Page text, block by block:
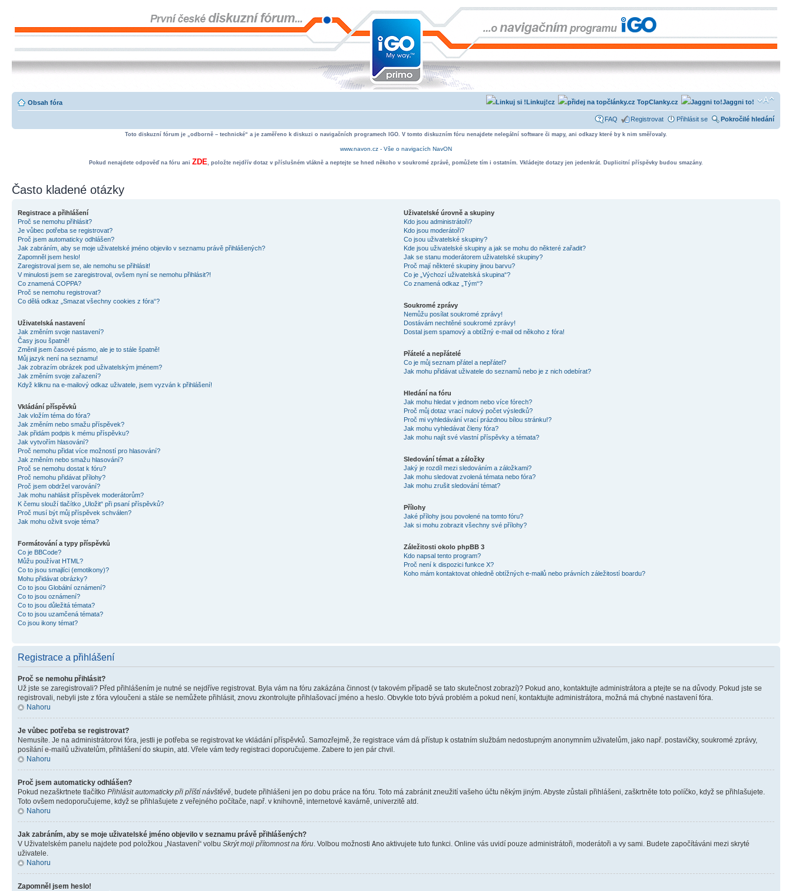
Obsah fóra Jaggni to!
TopClanky.cz
Linkuj!cz
FAQ Registrovat Přihlásit se Pokročilé hledání
Toto diskuzní fórum je „odborně – technické“ a je zaměřeno k diskuzi o navigačních programech IGO. V tomto diskuzním fóru nenajdete nelegální software či mapy, ani odkazy které by k nim směřovaly.
www.navon.cz - Vše o navigacích NavON
Pokud nenajdete odpověď na fóru ani ZDE, položte nejdřív dotaz v příslušném vlákně a neptejte se hned někoho v soukromé zprávě, pomůžete tím i ostatním. Vkládejte dotazy jen jedenkrát. Duplicitní příspěvky budou smazány.
Často kladené otázky
Registrace a přihlášení
Proč se nemohu přihlásit?
Je vůbec potřeba se registrovat?
Proč jsem automaticky odhlášen?
Jak zabráním, aby se moje uživatelské jméno objevilo v seznamu právě přihlášených?
Zapomněl jsem heslo!
Zaregistroval jsem se, ale nemohu se přihlásit!
V minulosti jsem se zaregistroval, ovšem nyní se nemohu přihlásit?!
Co znamená COPPA?
Proč se nemohu registrovat?
Co dělá odkaz „Smazat všechny cookies z fóra“?
Uživatelská nastavení
Jak změním svoje nastavení?
Časy jsou špatně!
Změnil jsem časové pásmo, ale je to stále špatně!
Můj jazyk není na seznamu!
Jak zobrazím obrázek pod uživatelským jménem?
Jak změním svoje zařazení?
Když kliknu na e-mailový odkaz uživatele, jsem vyzván k přihlášení!
Vkládání příspěvků
Jak vložím téma do fóra?
Jak změním nebo smažu příspěvek?
Jak přidám podpis k mému příspěvku?
Jak vytvořím hlasování?
Proč nemohu přidat více možností pro hlasování?
Jak změním nebo smažu hlasování?
Proč se nemohu dostat k fóru?
Proč nemohu přidávat přílohy?
Proč jsem obdržel varování?
Jak mohu nahlásit příspěvek moderátorům?
K čemu slouží tlačítko „Uložit“ při psaní příspěvků?
Proč musí být můj příspěvek schválen?
Jak mohu oživit svoje téma?
Formátování a typy příspěvků
Co je BBCode?
Můžu používat HTML?
Co to jsou smajlíci (emotikony)?
Mohu přidávat obrázky?
Co to jsou Globální oznámení?
Co to jsou oznámení?
Co to jsou důležitá témata?
Co to jsou uzamčená témata?
Co jsou ikony témat?
Uživatelské úrovně a skupiny
Kdo jsou administrátoři?
Kdo jsou moderátoři?
Co jsou uživatelské skupiny?
Kde jsou uživatelské skupiny a jak se mohu do některé zařadit?
Jak se stanu moderátorem uživatelské skupiny?
Proč mají některé skupiny jinou barvu?
Co je „Výchozí uživatelská skupina“?
Co znamená odkaz „Tým“?
Soukromé zprávy
Nemůžu posílat soukromé zprávy!
Dostávám nechtěné soukromé zprávy!
Dostal jsem spamový a obtížný e-mail od někoho z fóra!
Přátelé a nepřátelé
Co je můj seznam přátel a nepřátel?
Jak mohu přidávat uživatele do seznamů nebo je z nich odebírat?
Hledání na fóru
Jak mohu hledat v jednom nebo více fórech?
Proč můj dotaz vrací nulový počet výsledků?
Proč mi vyhledávání vrací prázdnou bílou stránku!?
Jak mohu vyhledávat členy fóra?
Jak mohu najít své vlastní příspěvky a témata?
Sledování témat a záložky
Jaký je rozdíl mezi sledováním a záložkami?
Jak mohu sledovat zvolená témata nebo fóra?
Jak mohu zrušit sledování témat?
Přílohy
Jaké přílohy jsou povolené na tomto fóru?
Jak si mohu zobrazit všechny své přílohy?
Záležitosti okolo phpBB 3
Kdo napsal tento program?
Proč není k dispozici funkce X?
Koho mám kontaktovat ohledně obtížných e-mailů nebo právních záležitostí boardu?
Registrace a přihlášení
Proč se nemohu přihlásit?
Už jste se zaregistrovali? Před přihlášením je nutné se nejdříve registrovat. Byla vám na fóru zakázána činnost (v takovém případě se tato skutečnost zobrazí)? Pokud ano, kontaktujte administrátora a ptejte se na důvody. Pokud jste se
registrovali, nebyli jste z fóra vyloučeni a stále se nemůžete přihlásit, znovu zkontrolujte přihlašovací jméno a heslo. Obvykle toto bývá problém a pokud není, kontaktujte administrátora, možná má chybné nastavení fóra.
Nahoru
Je vůbec potřeba se registrovat?
Nemusíte. Je na administrátorovi fóra, jestli je potřeba se registrovat ke vkládání příspěvků. Samozřejmě, že registrace vám dá přístup k ostatním službám nedostupným anonymním uživatelům, jako např. postavičky, soukromé zprávy,
posílání e-mailů uživatelům, přihlášení do skupin, atd. Vřele vám tedy registraci doporučujeme. Zabere to jen pár chvil.
Nahoru
Proč jsem automaticky odhlášen?
Pokud nezaškrtnete tlačítko Přihlásit automaticky při příští návštěvě, budete přihlášeni jen po dobu práce na fóru. Toto má zabránit zneužití vašeho účtu někým jiným. Abyste zůstali přihlášeni, zaškrtněte toto políčko, když se přihlašujete.
Toto ovšem nedoporučujeme, když se přihlašujete z veřejného počítače, např. v knihovně, internetové kavárně, univerzitě atd.
Nahoru
Jak zabráním, aby se moje uživatelské jméno objevilo v seznamu právě přihlášených?
V Uživatelském panelu najdete pod položkou „Nastavení“ volbu Skrýt moji přítomnost na fóru. Volbou možnosti Ano aktivujete tuto funkci. Online vás uvidí pouze administrátoři, moderátoři a vy sami. Budete započítáváni mezi skryté
uživatele.
Nahoru
Zapomněl jsem heslo!